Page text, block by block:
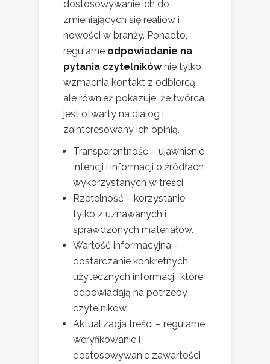
dostosowywanie ich do
zmieniających się realiów i
nowości w branży. Ponadto,
regularne odpowiadanie na
pytania czytelnikównie tylko
wzmacnia kontakt z odbiorcą,
ale również pokazuje, że twórca
jest otwarty na dialog i
zainteresowany ich opinią.
Transparentność – ujawnienie
intencji i informacji o źródłach
wykorzystanych w treści.
Rzetelność – korzystanie
tylko z uznawanych i
sprawdzonych materiałów.
Wartość informacyjna –
dostarczanie konkretnych,
użytecznych informacji, które
odpowiadają na potrzeby
czytelników.
Aktualizacja treści – regularne
weryfikowanie i
dostosowywanie zawartości